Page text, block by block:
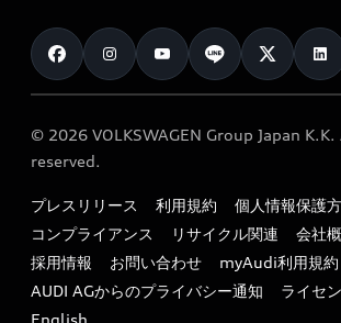
カタログ一覧
車検 / 定期点検
e-tronアフターサポート
myAudi
クオリティ
保証
メンテナンス
ファイナンス
キャンペーン / イベント
買取査定
お知らせ
オーナー様向けキャンペーン
特定整備適用車一覧
リサイクル法
よくある質問（FAQ）
© 2026 VOLKSWAGEN Group Japan
reserved.
プレスリリース 利用規約
個人情報保護
コンプライアンス
リサイクル関連
会社
採用情報
お問い合わせ
myAudi利用規約
AUDI AGからのプライバシー通知
ライセ
English